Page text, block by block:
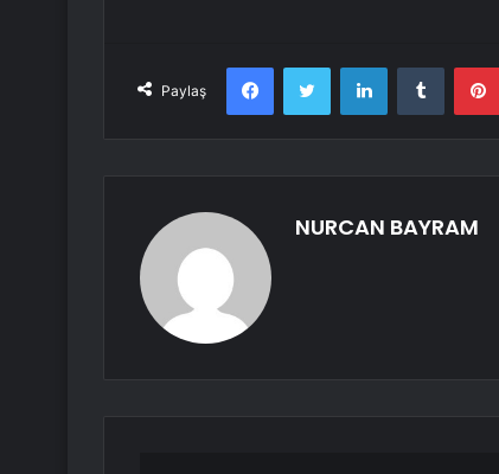
Paylaş
FacebookTwitter LinkedInTumblr
NURCAN BAYRAM